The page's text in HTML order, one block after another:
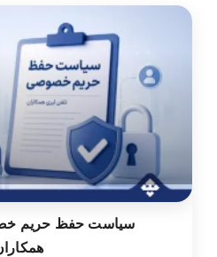
سیاست حفظ حریم